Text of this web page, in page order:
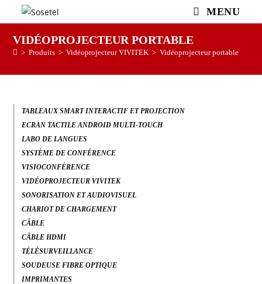
MENU
VIDÉOPROJECTEUR PORTABLE
> Produits > Vidéoprojecteur VIVITEK > Vidéoprojecteur portable
TABLEAUX SMART INTERACTIF ET PROJECTION
ECRAN TACTILE ANDROID MULTI-TOUCH
LABO DE LANGUES
SYSTÈME DE CONFÉRENCE
VISIOCONFÉRENCE
VIDÉOPROJECTEUR VIVITEK
SONORISATION ET AUDIOVISUEL
CHARIOT DE CHARGEMENT
CÂBLE
CÂBLE HDMI
TÉLÉSURVEILLANCE
SOUDEUSE FIBRE OPTIQUE
IMPRIMANTES